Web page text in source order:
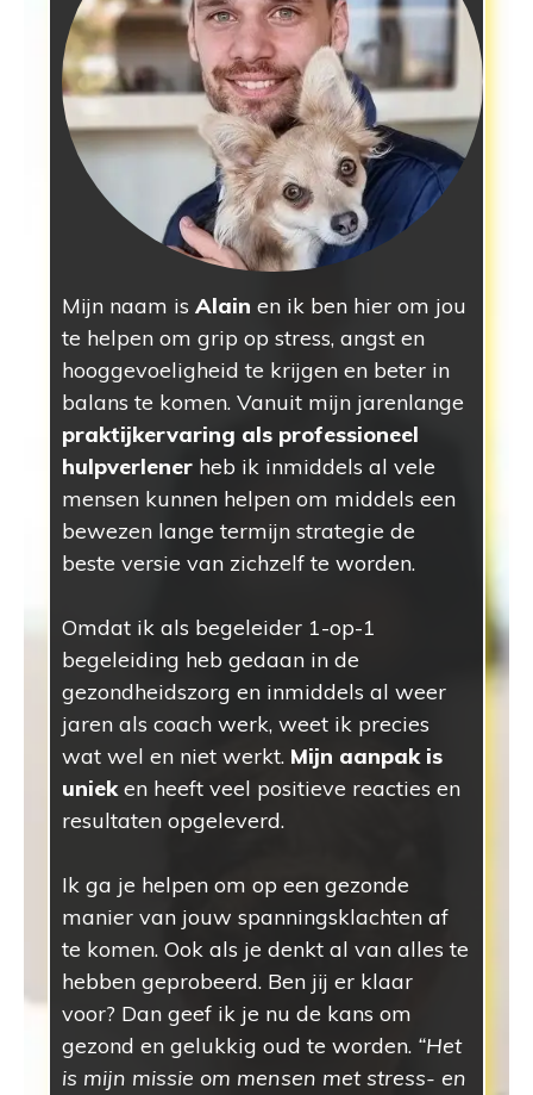
Mijn naam is Alain en ik ben hier om jou
te helpen om grip op stress, angst en
hooggevoeligheid te krijgen en beter in
balans te komen. Vanuit mijn jarenlange
praktijkervaring als professioneel
hulpverlener heb ik inmiddels al vele
mensen kunnen helpen om middels een
bewezen lange termijn strategie de
beste versie van zichzelf te worden.
Omdat ik als begeleider 1-op-1
begeleiding heb gedaan in de
gezondheidszorg en inmiddels al weer
jaren als coach werk, weet ik precies
wat wel en niet werkt. Mijn aanpak is
unieken heeft veel positieve reacties en
resultaten opgeleverd.
Ik ga je helpen om op een gezonde
manier van jouw spanningsklachten af
te komen. Ook als je denkt al van alles te
hebben geprobeerd. Ben jij er klaar
voor? Dan geef ik je nu de kans om
gezond en gelukkig oud te worden. “Het
is mijn missie om mensen met stress- en